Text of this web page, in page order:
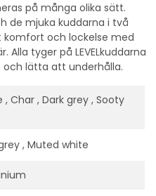
på många olika sätt.
de mjuka kuddarna i två
komfort och lockelse med
tyger på LEVELkuddarna
lätta att underhålla.
, Char , Dark grey , Sooty
, Muted white